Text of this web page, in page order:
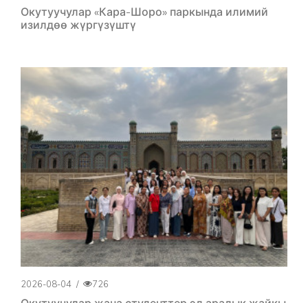
Окутуучулар «Кара-Шоро» паркында илимий
изилдөө жүргүзүштү
2026-08-04 / 726